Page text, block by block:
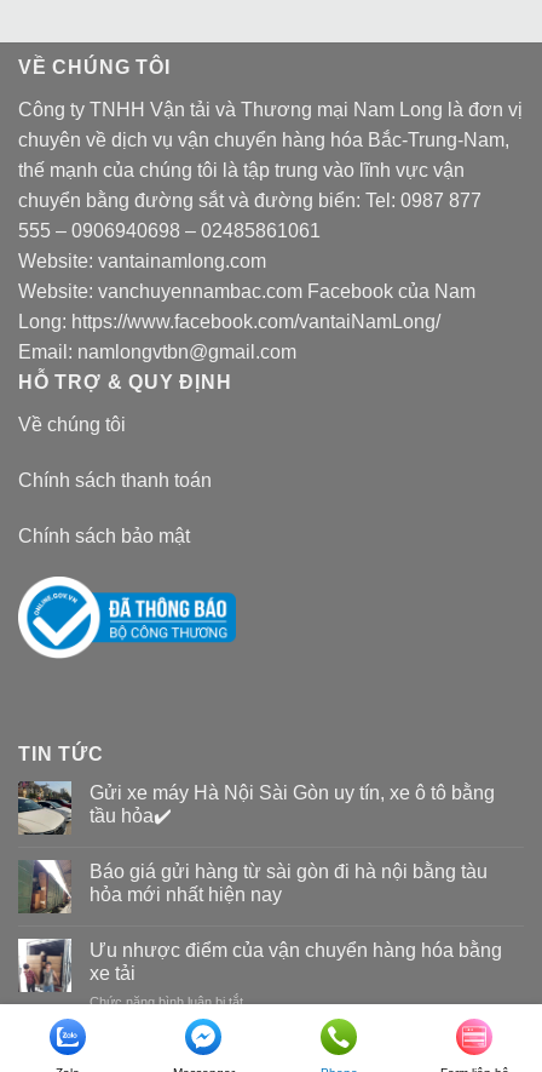
VỀ CHÚNG TÔI
Công ty TNHH Vận tải và Thương mại Nam Long là đơn vị
chuyên về dịch vụ vận chuyển hàng hóa Bắc-Trung-Nam,
thế mạnh của chúng tôi là tập trung vào lĩnh vực vận
chuyển bằng đường sắt và đường biển: Tel: 0987 877
555 – 0906940698 – 02485861061
Website: vantainamlong.com
Website: vanchuyennambac.com Facebook của Nam
Long: https://www.facebook.com/vantaiNamLong/
Email: namlongvtbn@gmail.com
HỖ TRỢ & QUY ĐỊNH
Về chúng tôi
Chính sách thanh toán
Chính sách bảo mật
TIN TỨC
Gửi xe máy Hà Nội Sài Gòn uy tín, xe ô tô bằng
tầu hỏa✔️
Báo giá gửi hàng từ sài gòn đi hà nội bằng tàu
hỏa mới nhất hiện nay
Ưu nhược điểm của vận chuyển hàng hóa bằng
xe tải
Chức năng bình luận bị tắtở
Copyright 2026 © Vận tải đường sắt Nam Long